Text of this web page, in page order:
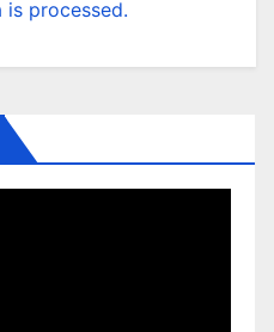
processed.